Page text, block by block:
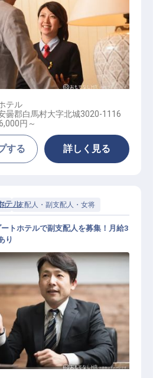
総合職
テル
曇郡白馬村大字北城3020-1116
円～
する 詳しく見る
支配人・副支配人・女将
テル
トホテルで副支配人を募集！月給3
り